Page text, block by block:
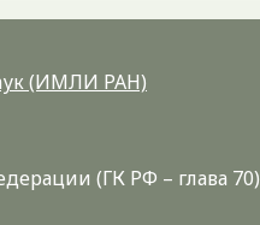
(ИМЛИ РАН)
(ГК РФ – глава 70)